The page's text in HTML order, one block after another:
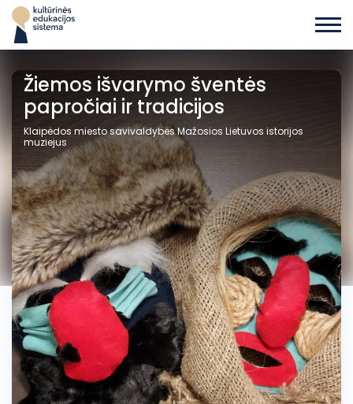
Žiemos išvarymo šventės
papročiai ir tradicijos
Klaipėdos miesto savivaldybės Mažosios Lietuvos istorijos
muziejus